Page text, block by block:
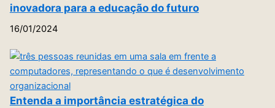
inovadora para a educação do futuro
16/01/2024
Entenda a importância estratégica do